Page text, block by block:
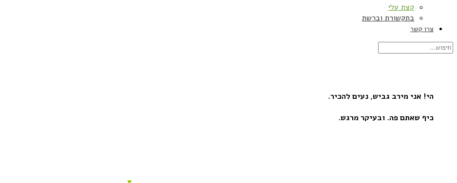
קצת עלי
בתקשורת וברשת
צרו קשר
הי! אני מירב גביש, נעים להכיר.
כיף שאתם פה. ובעיקר מרגש.